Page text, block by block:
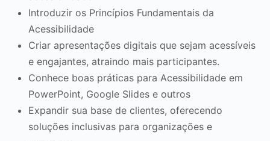
Introduzir os Princípios Fundamentais da
Acessibilidade
Criar apresentações digitais que sejam acessíveis
e engajantes, atraindo mais participantes.
Conhece boas práticas para Acessibilidade em
PowerPoint, Google Slides e outros
Expandir sua base de clientes, oferecendo
soluções inclusivas para organizações e